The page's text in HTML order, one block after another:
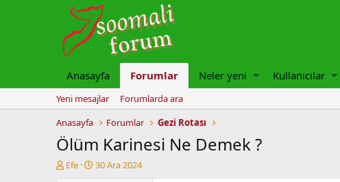
Anasayfa Forumlar Neler yeni Kullanıcılar
Yeni mesajlar
Forumlarda ara
Anasayfa
Forumlar Gezi Rotası
Ölüm Karinesi Ne Demek ?
K
Efe
B
30 Ara 2024